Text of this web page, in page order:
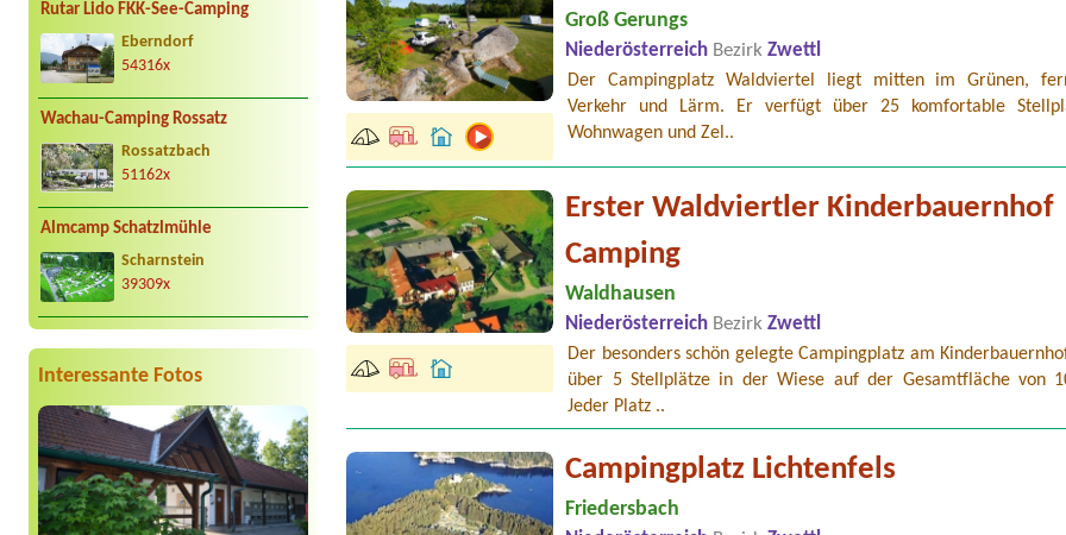
Rutar Lido FKK-See-Camping
Eberndorf
54316x
Wachau-Camping Rossatz
Rossatzbach
51162x
Almcamp Schatzlmühle
Scharnstein
39309x
Interessante Fotos
Groß Gerungs
Niederösterreich Bezirk Zwettl
Der Campingplatz Waldviertel liegt mitten im Grünen,
Verkehr und Lärm. Er verfügt über 25 komfortable
Wohnwagen und Zel..
Erster Waldviertler Kinderbauernhof
Camping
Waldhausen
Niederösterreich Bezirk Zwettl
Der besonders schön gelegte Campingplatz am
über 5 Stellplätze in der Wiese auf der Gesamtfläche von
Jeder Platz ..
Campingplatz Lichtenfels
Friedersbach